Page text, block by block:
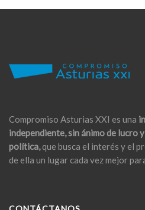
Compromiso Asturias XXI es una
independiente, sin ánimo de lucro
política,que busca el interés y el
de ella un lugar cada vez mejor